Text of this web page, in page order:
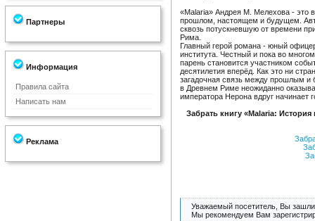
Партнеры
Информация
Правила сайта
Написать нам
Реклама
«Malaria» Андрея М. Мелехова - это
прошлом, настоящем и будущем.
сквозь потускневшую от времени
Рима.
Главный герой романа - юный
института. Честный и пока во
парень становится участником
десятилетия вперёд. Как это ни
загадочная связь между прошлым и
в Древнем Риме неожиданно
императора Нерона вдруг начинает
Забрать книгу «Malaria:
Уважаемый посетитель, Вы зашли
Мы рекомендуем Вам